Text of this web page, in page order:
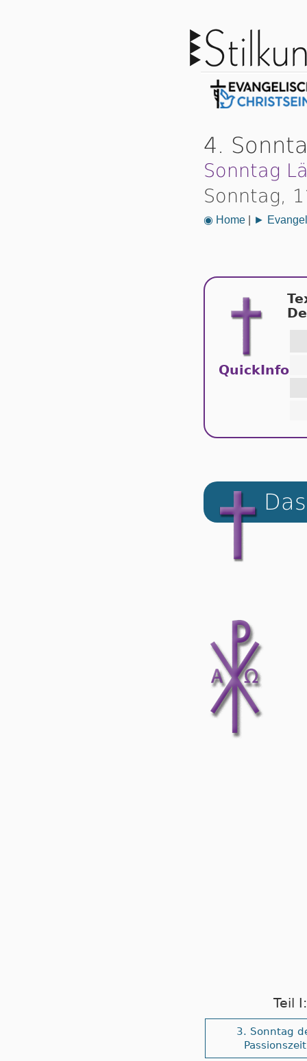
4.
Sonntag
Sonntag,
◉ Home| ►
QuickInfo
Teil
3. Sonntag
Passionszeit